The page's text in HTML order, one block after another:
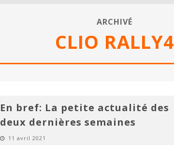
ARCHIVÉ
CLIO RALLY4
En bref: La petite actualité des
deux dernières semaines
11 avril 2021